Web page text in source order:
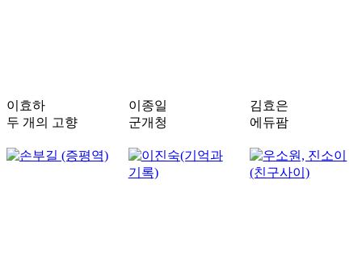
이효하
두 개의 고향
이종일
군개청
김효은
에듀팜